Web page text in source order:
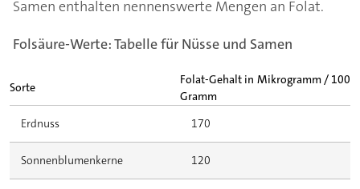
Samen enthalten nennenswerte Mengen an Folat.
Folsäure-Werte: Tabelle für Nüsse und Samen
Sorte
Folat-Gehalt in Mikrogramm / 100
Gramm
Erdnuss
170
Sonnenblumenkerne 120